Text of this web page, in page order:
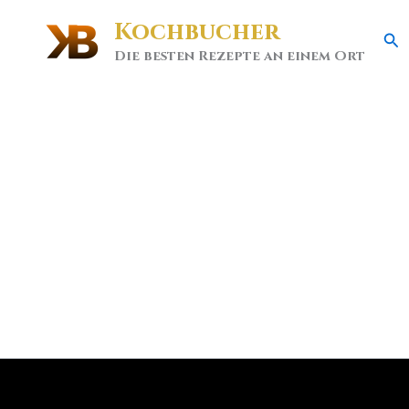
Kochbucher
Die besten Rezepte an einem Ort